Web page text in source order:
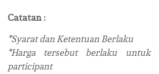
Catatan :
*Syarat dan Ketentuan Berlaku
*Harga tersebut berlaku untuk
participant